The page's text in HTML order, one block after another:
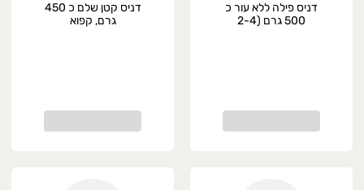
דניס פילה ללא עור כ
500 גרם (2-4
דניס קטן שלם כ 450
גרם, קפוא